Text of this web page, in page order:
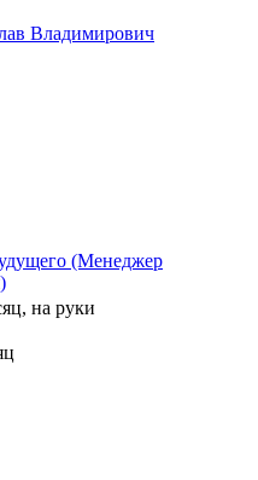
Владимирович
(Менеджер
на руки